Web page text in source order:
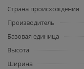
Страна происхождения
Производитель
Базовая единица
Высота
Ширина